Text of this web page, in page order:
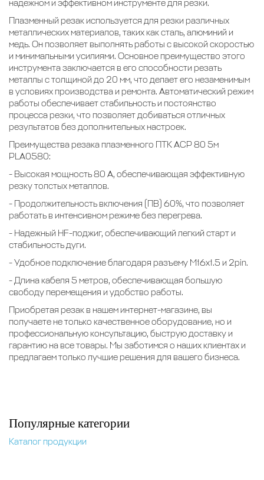
надежном и эффективном инструменте для резки.
Плазменный резак используется для резки различных
металлических материалов, таких как сталь, алюминий и
медь. Он позволяет выполнять работы с высокой скоростью
и минимальными усилиями. Основное преимущество этого
инструмента заключается в его способности резать
металлы с толщиной до 20 мм, что делает его незаменимым
в условиях производства и ремонта. Автоматический режим
работы обеспечивает стабильность и постоянство
процесса резки, что позволяет добиваться отличных
результатов без дополнительных настроек.
Преимущества резака плазменного ПТК ACP 80 5м
PLA0580:
- Высокая мощность 80 А, обеспечивающая эффективную
резку толстых металлов.
- Продолжительность включения (ПВ) 60%, что позволяет
работать в интенсивном режиме без перегрева.
- Надежный HF-поджиг, обеспечивающий легкий старт и
стабильность дуги.
- Удобное подключение благодаря разъему M16x1.5 и 2pin.
- Длина кабеля 5 метров, обеспечивающая большую
свободу перемещения и удобство работы.
Приобретая резак в нашем интернет-магазине, вы
получаете не только качественное оборудование, но и
профессиональную консультацию, быструю доставку и
гарантию на все товары. Мы заботимся о наших клиентах и
предлагаем только лучшие решения для вашего бизнеса.
Популярные категории
Каталог продукции